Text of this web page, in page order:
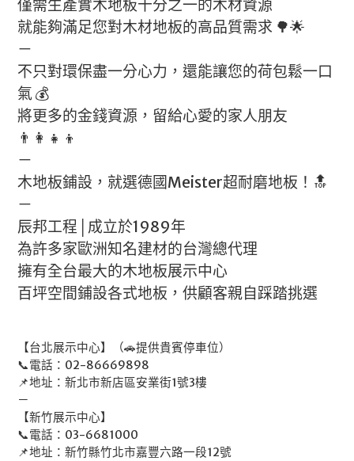
僅需生產實木地板十分之一的木材資源
就能夠滿足您對木材地板的高品質需求 🌳🌟
－
不只對環保盡一分心力，還能讓您的荷包鬆一口
氣 💰
將更多的金錢資源，留給心愛的家人朋友
👨‍👩‍👧‍👦
－
木地板鋪設，就選德國Meister超耐磨地板！🔝
－
辰邦工程│成立於1989年
為許多家歐洲知名建材的台灣總代理
擁有全台最大的木地板展示中心
百坪空間鋪設各式地板，供顧客親自踩踏挑選
【台北展示中心】（🚗提供貴賓停車位）
📞電話：02-86669898
📌地址：新北市新店區安業街1號3樓
－
【新竹展示中心】
📞電話：03-6681000
📌地址：新竹縣竹北市嘉豐六路一段12號